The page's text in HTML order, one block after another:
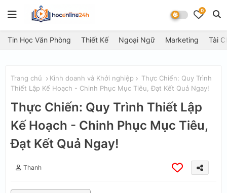
0
Tin Học Văn Phòng Thiết Kế Ngoại Ngữ Marketing Tài
Trang chủ Kinh doanh và Khởi nghiệp
Thực Chiến: Quy Trình
Thiết Lập Kế Hoạch - Chinh Phục Mục Tiêu, Đạt Kết Quả Ngay!
Thực Chiến: Quy Trình Thiết Lập
Kế Hoạch - Chinh Phục Mục Tiêu,
Đạt Kết Quả Ngay!
Thanh